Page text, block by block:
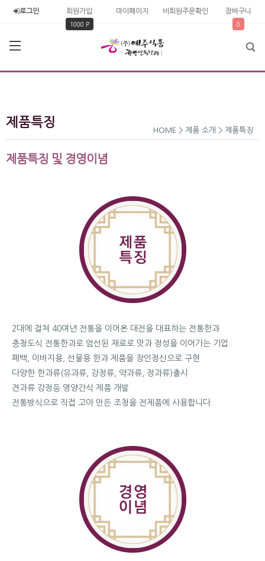
로그인 회원가입
1000 P
마이페이지 비회원주문확인 장바구니
0
HOME > 제품 소개 > 제품특징
제품특징
제품특징 및 경영이념
2대에 걸쳐 40여년 전통을 이어온 대전을 대표하는 전통한과
충청도식 전통한과로 엄선된 재료로 맛과 정성을 이어가는 기업
폐백, 이바지용, 선물용 한과 제품을 장인정신으로 구현
다양한 한과류(유과류, 강정류, 약과류, 정과류)출시
견과류 강정등 영양간식 제품 개발
전통방식으로 직접 고아 만든 조청을 전제품에 사용합니다.